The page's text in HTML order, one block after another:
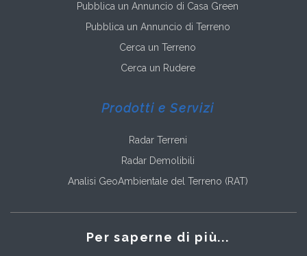
Pubblica un Annuncio di Casa Green
Pubblica un Annuncio di Terreno
Cerca un Terreno
Cerca un Rudere
Prodotti e Servizi
Radar Terreni
Radar Demolibili
Analisi GeoAmbientale del Terreno (RAT)
Per saperne di più...